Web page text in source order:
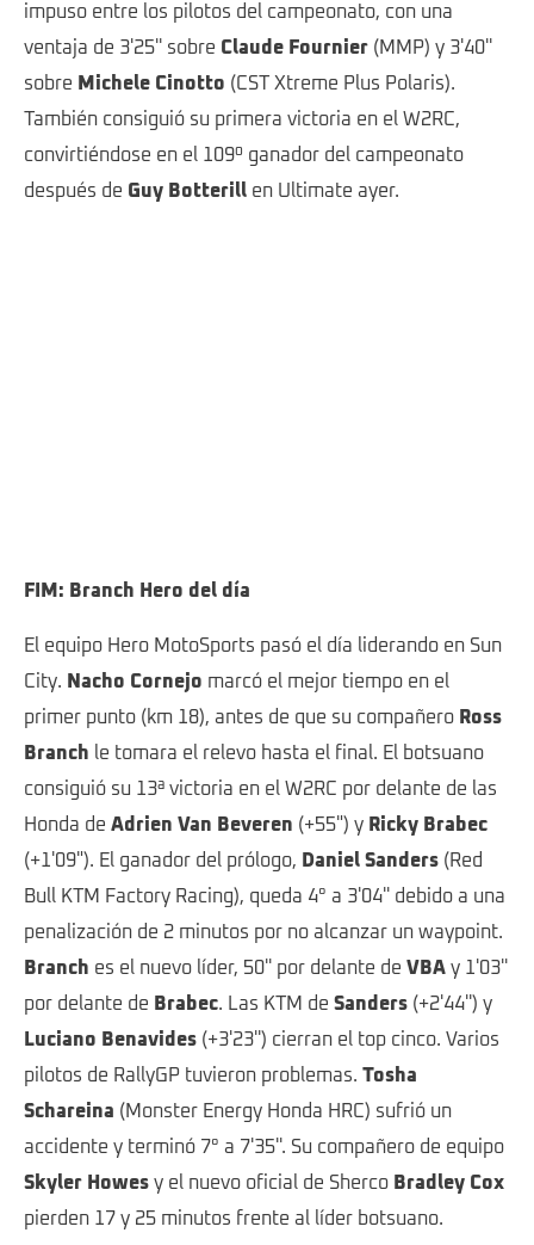
impuso entre los pilotos del campeonato, con una
ventaja de 3'25'' sobre Claude Fournier (MMP) y 3'40''
sobre Michele Cinotto (CST Xtreme Plus Polaris).
También consiguió su primera victoria en el W2RC,
convirtiéndose en el 109º ganador del campeonato
después de Guy Botterill en Ultimate ayer.
FIM: Branch Hero del día
El equipo Hero MotoSports pasó el día liderando en Sun
City. Nacho Cornejo marcó el mejor tiempo en el
primer punto (km 18), antes de que su compañero Ross
Branch le tomara el relevo hasta el final. El botsuano
consiguió su 13ª victoria en el W2RC por delante de las
Honda de Adrien Van Beveren (+55") y Ricky Brabec
(+1'09"). El ganador del prólogo, Daniel Sanders (Red
Bull KTM Factory Racing), queda 4° a 3'04'' debido a una
penalización de 2 minutos por no alcanzar un waypoint.
Branch es el nuevo líder, 50'' por delante de VBA y 1'03''
por delante de Brabec. Las KTM de Sanders (+2'44'') y
Luciano Benavides (+3'23'') cierran el top cinco. Varios
pilotos de RallyGP tuvieron problemas. Tosha
Schareina (Monster Energy Honda HRC) sufrió un
accidente y terminó 7° a 7'35''. Su compañero de equipo
Skyler Howes y el nuevo oficial de Sherco Bradley Cox
pierden 17 y 25 minutos frente al líder botsuano.